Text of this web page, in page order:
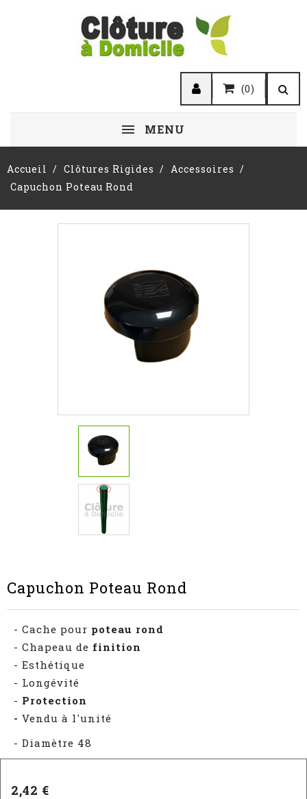
(0)
MENU
Accueil Clôtures Rigides
Accessoires
Capuchon Poteau Rond
Capuchon Poteau Rond
- Cache pour poteau rond
- Chapeau de finition
- Esthétique
- Longévité
- Protection
- Vendu à l'unité
- Diamètre 48
2,42 €